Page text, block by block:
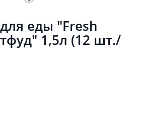
еды "Fresh
1,5л (12 шт./